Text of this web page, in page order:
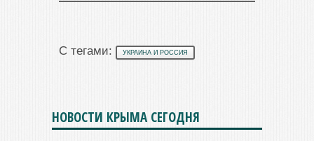
С тегами: УКРАИНА И РОССИЯ
НОВОСТИ КРЫМА СЕГОДНЯ